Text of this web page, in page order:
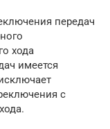
передач
хода
имеется
с